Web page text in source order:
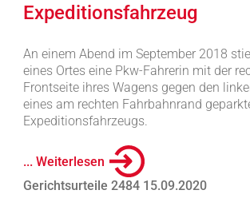
Expeditionsfahrzeug
An einem Abend im September 2018
eines Ortes eine Pkw-Fahrerin mit der
Frontseite ihres Wagens gegen den
eines am rechten Fahrbahnrand
Expeditionsfahrzeugs.
... Weiterlesen
Gerichtsurteile 2484 15.09.2020